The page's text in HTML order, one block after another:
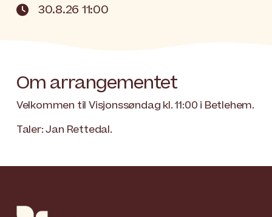
 30.8.26 11:00
Om arrangementet
Velkommen til Visjonssøndag kl. 11:00 i Betlehem.
Taler: Jan Rettedal.